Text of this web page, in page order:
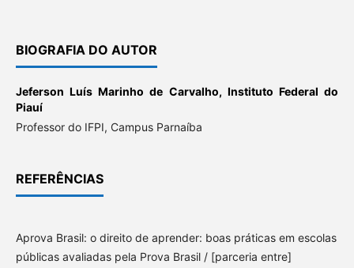
BIOGRAFIA DO AUTOR
Jeferson Luís Marinho de Carvalho, Instituto Federal do
Piauí
Professor do IFPI, Campus Parnaíba
REFERÊNCIAS
Aprova Brasil: o direito de aprender: boas práticas em escolas
públicas avaliadas pela Prova Brasil / [parceria entre]